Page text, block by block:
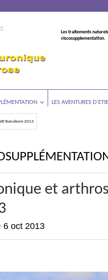
Les traitements
viscosupplementation.
LES AVENTURES
Barcelone 2013
et
6 oct 2013